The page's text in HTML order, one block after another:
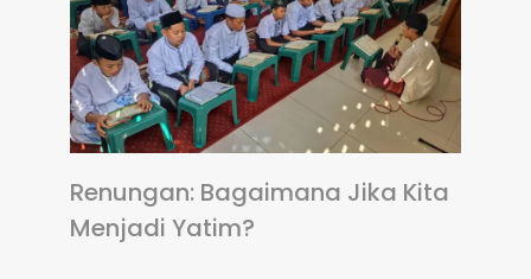
Renungan: Bagaimana Jika Kita
Menjadi Yatim?